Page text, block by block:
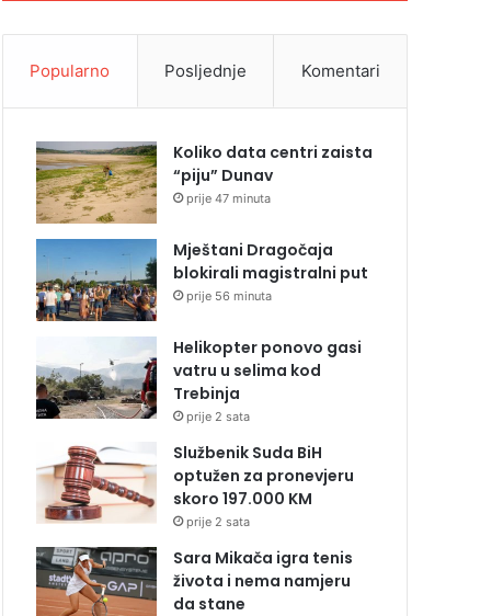
Popularno Posljednje Komentari
Koliko data centri zaista
“piju” Dunav
prije 47 minuta
Mještani Dragočaja
blokirali magistralni put
prije 56 minuta
Helikopter ponovo gasi
vatru u selima kod
Trebinja
prije 2 sata
Službenik Suda BiH
optužen za pronevjeru
skoro 197.000 KM
prije 2 sata
Sara Mikača igra tenis
života i nema namjeru
da stane